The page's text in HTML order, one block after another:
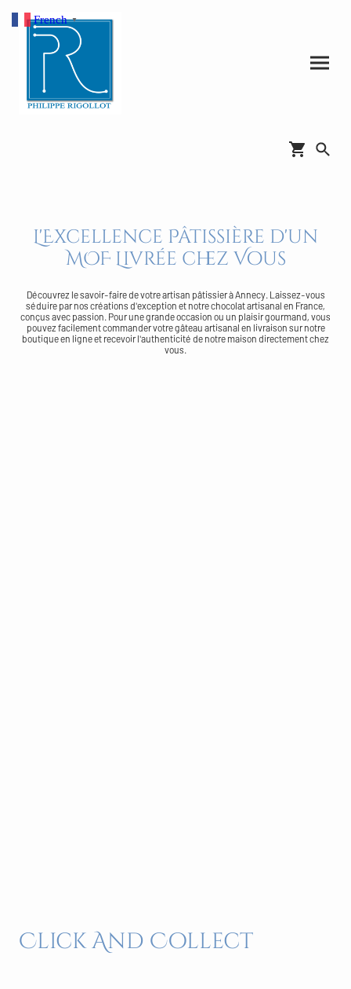
L'Excellence Pâtissière d'un
MOF Livrée chez Vous
Découvrez le savoir-faire de votre artisan pâtissier à Annecy. Laissez-vous
séduire par nos créations d'exception et notre chocolat artisanal en France,
conçus avec passion. Pour une grande occasion ou un plaisir gourmand, vous
pouvez facilement commander votre gâteau artisanal en livraison sur notre
boutique en ligne et recevoir l'authenticité de notre maison directement chez
vous.
Click And Collect
French ▼